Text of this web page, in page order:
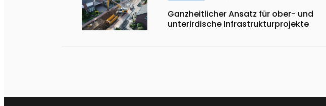
Ganzheitlicher Ansatz für ober- und
unterirdische Infrastrukturprojekte